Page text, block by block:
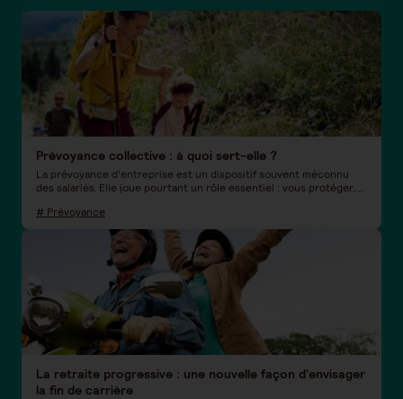
Prévoyance collective : à quoi sert-elle ?
La prévoyance d’entreprise est un dispositif souvent méconnu
des salariés. Elle joue pourtant un rôle essentiel : vous protéger,...
# Prévoyance
La retraite progressive : une nouvelle façon d'envisager
la fin de carrière